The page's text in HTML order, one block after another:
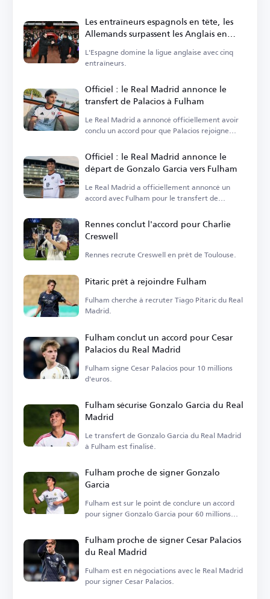
Les entraîneurs espagnols en tête, les
Allemands surpassent les Anglais en
Premier League
L'Espagne domine la ligue anglaise avec cinq
entraîneurs.
Officiel : le Real Madrid annonce le
transfert de Palacios à Fulham
Le Real Madrid a annoncé officiellement avoir
conclu un accord pour que Palacios rejoigne
Officiel : le Real Madrid annonce le
départ de Gonzalo Garcia vers Fulham
Le Real Madrid a officiellement annoncé un
accord avec Fulham pour le transfert de
Rennes conclut l'accord pour Charlie
Creswell
Rennes recrute Creswell en prêt de Toulouse.
Pitaric prêt à rejoindre Fulham
Fulham cherche à recruter Tiago Pitaric du Real
Madrid.
Fulham conclut un accord pour Cesar
Palacios du Real Madrid
Fulham signe Cesar Palacios pour 10 millions
d'euros.
Fulham sécurise Gonzalo Garcia du Real
Madrid
Le transfert de Gonzalo Garcia du Real Madrid
à Fulham est finalisé.
Fulham proche de signer Gonzalo
Garcia
Fulham est sur le point de conclure un accord
pour signer Gonzalo Garcia pour 60 millions
Fulham proche de signer Cesar Palacios
du Real Madrid
Fulham est en négociations avec le Real Madrid
pour signer Cesar Palacios.